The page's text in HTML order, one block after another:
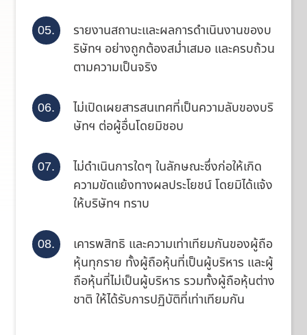
รายงานสถานะและผลการดำเนินงานของบ
ริษัทฯ อย่างถูกต้องสม่ำเสมอ และครบถ้วน
ตามความเป็นจริง
ไม่เปิดเผยสารสนเทศที่เป็นความลับของบริ
ษัทฯ ต่อผู้อื่นโดยมิชอบ
ไม่ดำเนินการใดๆ ในลักษณะซึ่งก่อให้เกิด
ความขัดแย้งทางผลประโยชน์ โดยมิได้แจ้ง
ให้บริษัทฯ ทราบ
เคารพสิทธิ และความเท่าเทียมกันของผู้ถือ
หุ้นทุกราย ทั้งผู้ถือหุ้นที่เป็นผู้บริหาร และผู้
ถือหุ้นที่ไม่เป็นผู้บริหาร รวมทั้งผู้ถือหุ้นต่าง
ชาติ ให้ได้รับการปฏิบัติที่เท่าเทียมกัน